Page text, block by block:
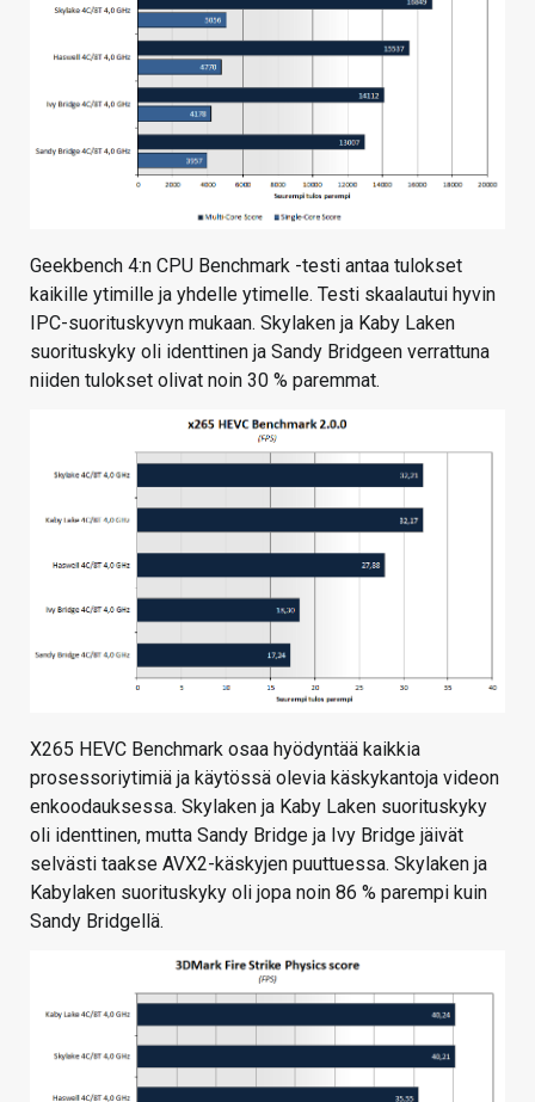
Geekbench 4:n CPU Benchmark -testi antaa tulokset
kaikille ytimille ja yhdelle ytimelle. Testi skaalautui hyvin
IPC-suorituskyvyn mukaan. Skylaken ja Kaby Laken
suorituskyky oli identtinen ja Sandy Bridgeen verrattuna
niiden tulokset olivat noin 30 % paremmat.
X265 HEVC Benchmark osaa hyödyntää kaikkia
prosessoriytimiä ja käytössä olevia käskykantoja videon
enkoodauksessa. Skylaken ja Kaby Laken suorituskyky
oli identtinen, mutta Sandy Bridge ja Ivy Bridge jäivät
selvästi taakse AVX2-käskyjen puuttuessa. Skylaken ja
Kabylaken suorituskyky oli jopa noin 86 % parempi kuin
Sandy Bridgellä.